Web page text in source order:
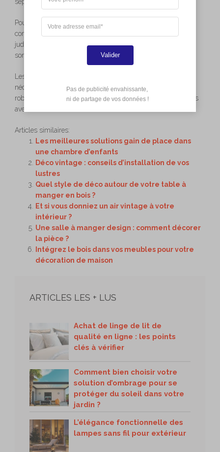
séparation élégante sans cloisonner l’espace visuellement.
Pour les petites salles de bains, une cabine de douche
compacte avec portes coulissantes peut être une option
judicieuse. Ces portes prennent moins de place lorsqu’elles
sont ouvertes comparées aux portes battantes.
Les baignoires îlot apportent
nécessitent une surface conséquente. Assurez-vous que les
robinets et la robinetterie soient faciles d’accès et harmonisés
avec le reste de la décoration.
Articles similaires:
Les meilleures solutions gain de place dans
une chambre d’enfants
Déco vintage : conseils d’installation de vos
lustres
Quel style de déco autour de votre table à
manger en bois ?
Et si vous donniez un air vintage à votre
intérieur ?
Une salle à manger design : comment décorer
la pièce ?
Intégrez le bois dans vos meubles pour votre
décoration de maison
ARTICLES LES + LUS
Achat de linge de lit de
qualité en ligne : les points
clés à vérifier
Comment bien choisir votre
solution d’ombrage pour se
protéger du soleil dans votre
jardin ?
L’élégance fonctionnelle des
lampes sans fil pour extérieur
Valider
Pas de publicité envahissante,
ni de partage de vos données !